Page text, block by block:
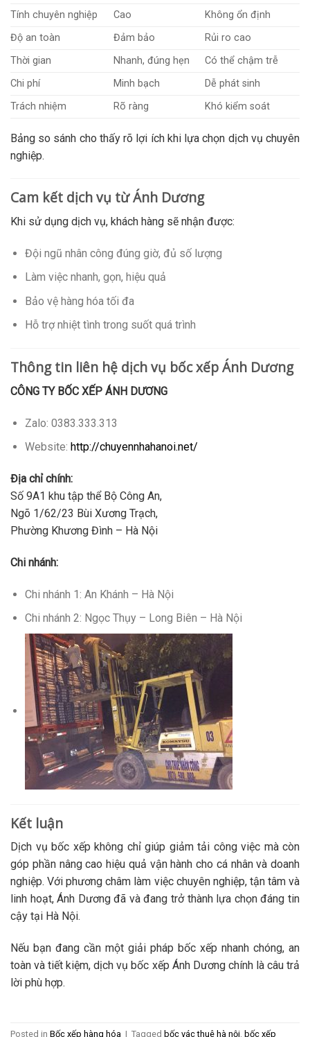
Tính chuyên nghiệp
Cao
Không ổn định
Độ an toàn
Đảm bảo
Rủi ro cao
Thời gian
Nhanh, đúng hẹn
Có thể chậm trễ
Chi phí
Minh bạch
Dễ phát sinh
Trách nhiệm
Rõ ràng Khó kiểm soát
Bảng so sánh cho thấy rõ lợi ích khi lựa chọn dịch vụ chuyên
nghiệp.
Cam kết dịch vụ từ Ánh Dương
Khi sử dụng dịch vụ, khách hàng sẽ nhận được:
Đội ngũ nhân công đúng giờ, đủ số lượng
Làm việc nhanh, gọn, hiệu quả
Bảo vệ hàng hóa tối đa
Hỗ trợ nhiệt tình trong suốt quá trình
Thông tin liên hệ dịch vụ bốc xếp Ánh Dương
CÔNG TY BỐC XẾP ÁNH DƯƠNG
Zalo: 0383.333.313
Website: http://chuyennhahanoi.net/
Địa chỉ chính:
Số 9A1 khu tập thể Bộ Công An,
Ngõ 1/62/23 Bùi Xương Trạch,
Phường Khương Đình – Hà Nội
Chi nhánh:
Chi nhánh 1: An Khánh – Hà Nội
Chi nhánh 2: Ngọc Thụy – Long Biên – Hà Nội
Kết luận
Dịch vụ bốc xếp không chỉ giúp giảm tải công việc mà còn
góp phần nâng cao hiệu quả vận hành cho cá nhân và doanh
nghiệp. Với phương châm làm việc chuyên nghiệp, tận tâm và
linh hoạt, Ánh Dương đã và đang trở thành lựa chọn đáng tin
cậy tại Hà Nội.
Nếu bạn đang cần một giải pháp bốc xếp nhanh chóng, an
toàn và tiết kiệm, dịch vụ bốc xếp Ánh Dương chính là câu trả
lời phù hợp.
Posted in Bốc xếp hàng hóa | Tagged bốc vác thuê hà nội, bốc xếp